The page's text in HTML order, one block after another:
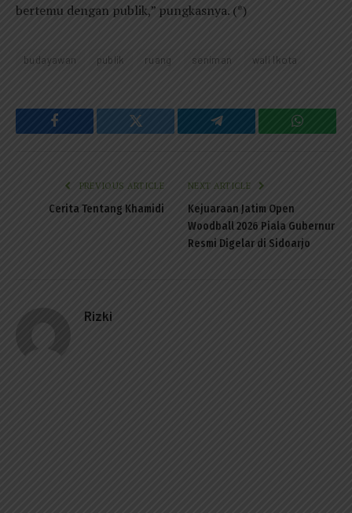
bertemu dengan publik,” pungkasnya. (*)
budayawan publik ruang seniman wali lkota
Facebook Twitter Telegram
PREVIOUS ARTICLE
Cerita Tentang Khamidi
NEXT ARTICLE
Kejuaraan Jatim Open
Woodball 2026 Piala Gubernur
Resmi Digelar di Sidoarjo
Rizki